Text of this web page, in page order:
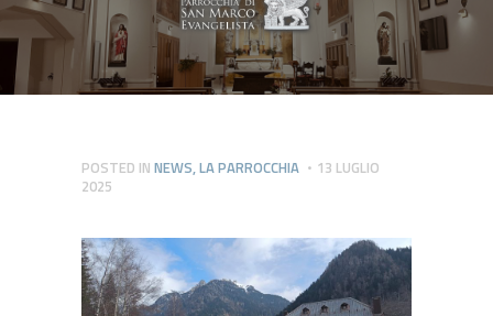
LA PARROCCHIA
IL PARROCO
LE ATTIVITÀ
PIERABECH
FOTO E VIDEO
CONTATTI
LOGIN
POSTED IN NEWS,LA PARROCCHIA
13 LUGLIO
2025